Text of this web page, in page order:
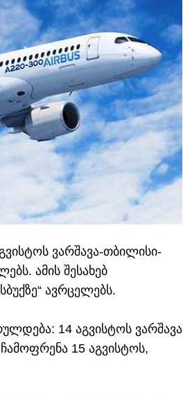
ვარშავა-თბილისი-
ამის შესახებ
ავრცელებს.
14 აგვისტოს ვარშავა
15 აგვისტოს,